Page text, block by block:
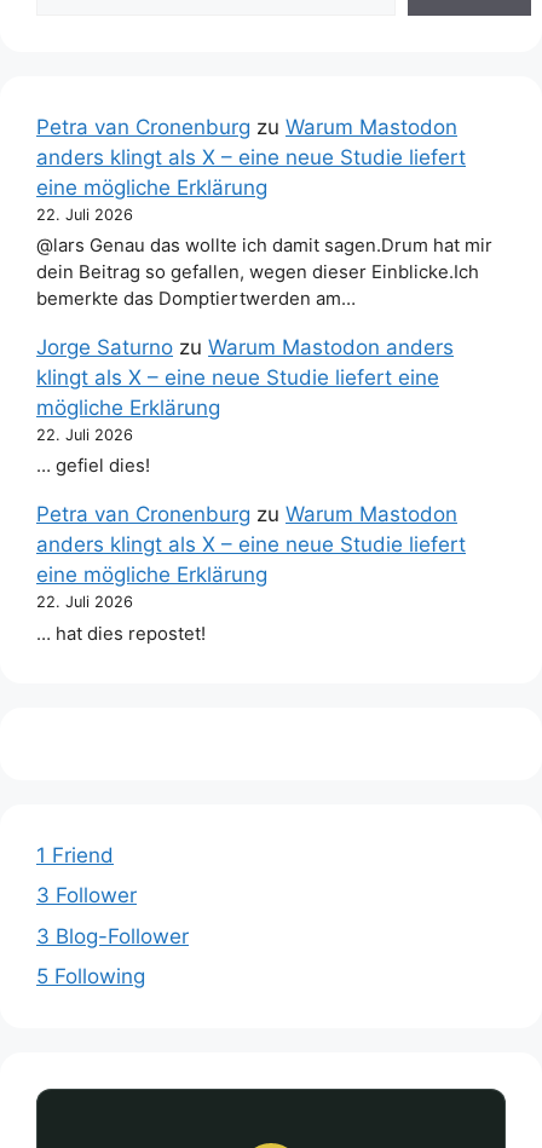
Petra van Cronenburg zu Warum Mastodon
anders klingt als X – eine neue Studie liefert
eine mögliche Erklärung
22. Juli 2026
@lars Genau das wollte ich damit sagen.Drum hat mir
dein Beitrag so gefallen, wegen dieser Einblicke.Ich
bemerkte das Domptiertwerden am…
Jorge Saturno zu Warum Mastodon anders
klingt als X – eine neue Studie liefert eine
mögliche Erklärung
22. Juli 2026
… gefiel dies!
Petra van Cronenburg zu Warum Mastodon
anders klingt als X – eine neue Studie liefert
eine mögliche Erklärung
22. Juli 2026
… hat dies repostet!
1 Friend
3 Follower
3 Blog-Follower
5 Following